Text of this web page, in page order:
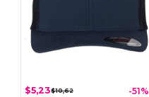
$5,23$10,62 -51%